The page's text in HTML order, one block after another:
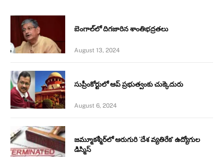
బెంగాల్‌లో దిగజారిన శాంతిభద్రతలు
August 13, 2024
సుప్రీంకోర్టులో ఆప్ ప్రభుత్వంకు చుక్కెదురు
August 6, 2024
జమ్మూకశ్మీర్‌లో ఆరుగురి `దేశ వ్యతిరేక’ ఉద్యోగుల
డిస్మిస్‌